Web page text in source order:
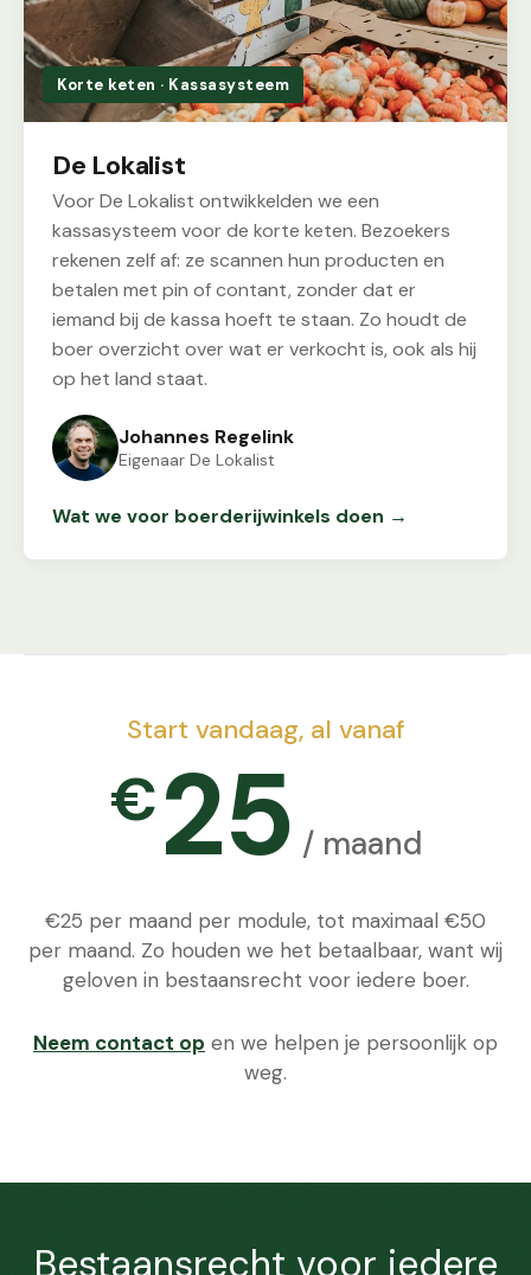
Korte keten · Kassasysteem
De Lokalist
Voor De Lokalist ontwikkelden we een
kassasysteem voor de korte keten. Bezoekers
rekenen zelf af: ze scannen hun producten en
betalen met pin of contant, zonder dat er
iemand bij de kassa hoeft te staan. Zo houdt de
boer overzicht over wat er verkocht is, ook als hij
op het land staat.
Johannes Regelink
Eigenaar De Lokalist
Wat we voor boerderijwinkels doen
Start vandaag, al vanaf
€25 / maand
€25 per maand per module, tot maximaal €50
per maand. Zo houden we het betaalbaar, want wij
geloven in bestaansrecht voor iedere boer.
Neem contact op en we helpen je persoonlijk op
weg.
Bestaansrecht voor iedere